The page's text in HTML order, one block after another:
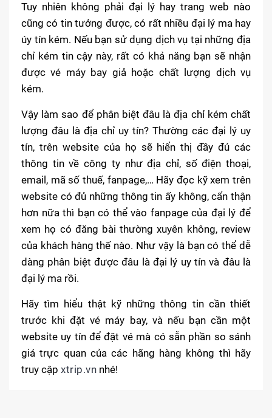
Tuy nhiên không phải đại lý hay trang web nào
cũng có tin tưởng được, có rất nhiều đại lý ma hay
úy tín kém. Nếu bạn sử dụng dịch vụ tại những địa
chỉ kém tin cậy này, rất có khả năng bạn sẽ nhận
được vé máy bay giả hoặc chất lượng dịch vụ
kém.
Vậy làm sao để phân biệt đâu là địa chỉ kém chất
lượng đâu là địa chỉ uy tín? Thường các đại lý uy
tín, trên website của họ sẽ hiển thị đầy đủ các
thông tin về công ty như địa chỉ, số điện thoại,
email, mã số thuế, fanpage,… Hãy đọc kỹ xem trên
website có đủ những thông tin ấy không, cẩn thận
hơn nữa thì bạn có thể vào fanpage của đại lý để
xem họ có đăng bài thường xuyên không, review
của khách hàng thế nào. Như vậy là bạn có thể dễ
dàng phân biệt được đâu là đại lý uy tín và đâu là
đại lý ma rồi.
Hãy tìm hiểu thật kỹ những thông tin cần thiết
trước khi đặt vé máy bay, và nếu bạn cần một
website uy tín để đặt vé mà có sẵn phần so sánh
giá trực quan của các hãng hàng không thì hãy
truy cậpxtrip.vn nhé!